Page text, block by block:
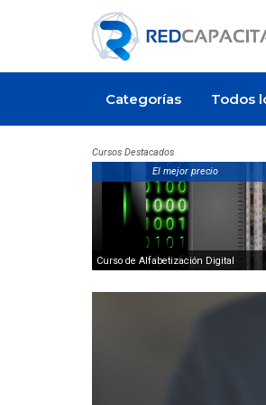
Categorías Todos
Cursos Destacados
El mejor precio
Curso de Alfabetización Digital